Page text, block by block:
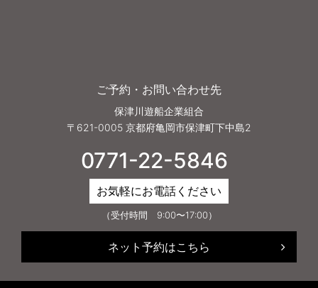
ご予約・お問い合わせ先
保津川遊船企業組合
〒621-0005 京都府亀岡市保津町下中島2
0771-22-5846
お気軽にお電話ください
（受付時間 9:00〜17:00）
ネット予約はこちら